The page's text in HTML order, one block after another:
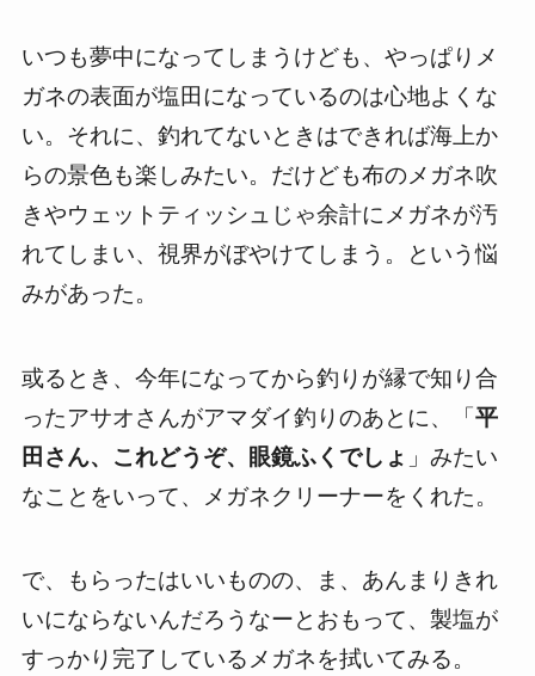
いつも夢中になってしまうけども、やっぱりメ
ガネの表面が塩田になっているのは心地よくな
い。それに、釣れてないときはできれば海上か
らの景色も楽しみたい。だけども布のメガネ吹
きやウェットティッシュじゃ余計にメガネが汚
れてしまい、視界がぼやけてしまう。という悩
みがあった。
或るとき、今年になってから釣りが縁で知り合
ったアサオさんがアマダイ釣りのあとに、「平
田さん、これどうぞ、眼鏡ふくでしょ 」みたい
なことをいって、メガネクリーナーをくれた。
で、もらったはいいものの、ま、あんまりきれ
いにならないんだろうなーとおもって、製塩が
すっかり完了しているメガネを拭いてみる。